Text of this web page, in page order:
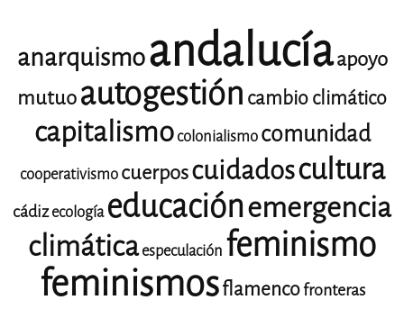
anarquismoandalucíaapoyo
mutuoautogestión cambio climático
capitalismocolonialismocomunidad
cooperativismocuerposcuidadoscultura
cádizecología educaciónemergencia
climáticaespeculación feminismo
feminismosflamencofronteras